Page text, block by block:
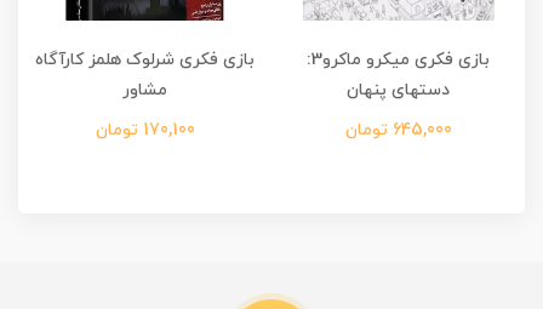
بازی فکری میکرو ماکرو3:
دستهای پنهان
645,000 تومان
بازی فکری شرلوک هلمز کارآگاه
مشاور
170,100 تومان